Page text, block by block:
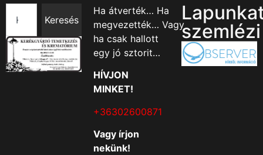
Keresés
Ha átverték… Ha
megvezették… Vagy
ha csak hallott
egy jó sztorit…
HÍVJON
MINKET!
+36302600871
Vagy írjon
nekünk!
szemlézi